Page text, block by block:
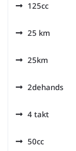
125cc
25 km
25km
2dehands
4 takt
50cc